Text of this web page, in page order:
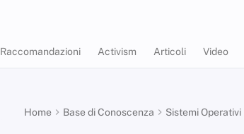
Raccomandazioni Activism Articoli Video
Home Base di Conoscenza Sistemi Operativi